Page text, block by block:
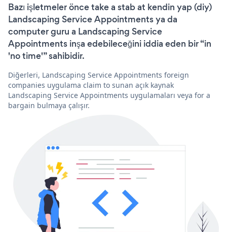
Bazı işletmeler önce take a stab at kendin yap (diy)
Landscaping Service Appointments ya da
computer guru a Landscaping Service
Appointments inşa edebileceğini iddia eden bir “in
'no time'” sahibidir.
Diğerleri, Landscaping Service Appointments foreign
companies uygulama claim to sunan açık kaynak
Landscaping Service Appointments uygulamaları veya for a
bargain bulmaya çalışır.